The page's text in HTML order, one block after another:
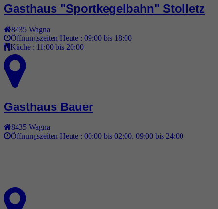
Gasthaus "Sportkegelbahn" Stolletz
8435 Wagna
Öffnungszeiten Heute : 09:00 bis 18:00
Küche : 11:00 bis 20:00
Gasthaus Bauer
8435 Wagna
Öffnungszeiten Heute : 00:00 bis 02:00, 09:00 bis 24:00